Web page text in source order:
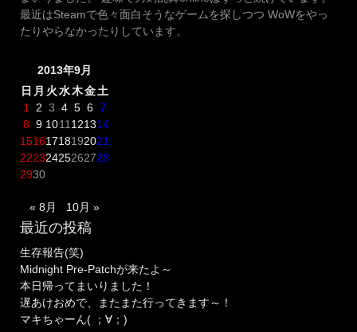
最近はSteamで色々面白そうなゲームを探しつつ WoWをやっ
たりやらなかったりしています。
2013年9月
日 月 火水木金土
1
2 3 4 5 6 7
8 9 1011 121314
15161718192021
22232425262728
2930
« 8月 10月 »
最近の投稿
生存報告(笑)
Midnight Pre-Patchが来たよ～
本日帰ってまいりました！
遅あけおめで、またまた行ってきます～！
マキちゃーん( ；∀；)